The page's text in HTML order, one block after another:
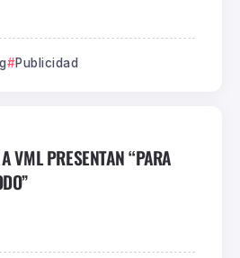
Publicidad
VML PRESENTAN “PARA